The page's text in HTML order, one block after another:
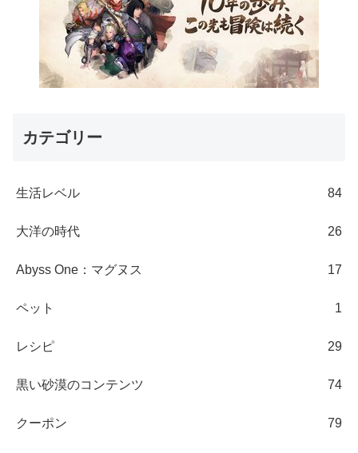
カテゴリー
生活レベル 84
大洋の時代 26
Abyss One：マグヌス 17
ペット 1
レシピ 29
黒い砂漠のコンテンツ 74
クーポン 79